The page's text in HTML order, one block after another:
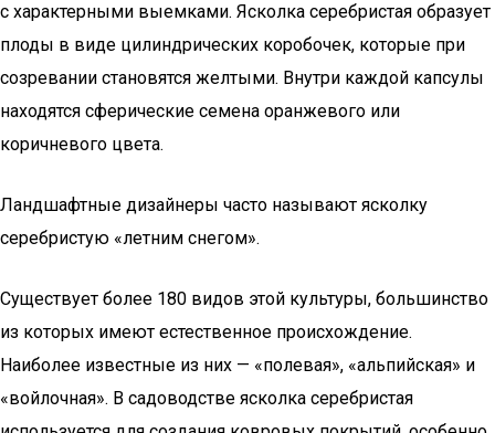
с характерными выемками. Ясколка серебристая образует
плоды в виде цилиндрических коробочек, которые при
созревании становятся желтыми. Внутри каждой капсулы
находятся сферические семена оранжевого или
коричневого цвета.
Ландшафтные дизайнеры часто называют ясколку
серебристую «летним снегом».
Существует более 180 видов этой культуры, большинство
из которых имеют естественное происхождение.
Наиболее известные из них — «полевая», «альпийская» и
«войлочная». В садоводстве ясколка серебристая